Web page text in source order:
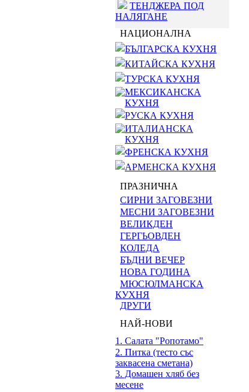
ТЕНДЖЕРА ПОД
НАЛЯГАНЕ
НАЦИОНАЛНА
БЪЛГАРСКА КУХНЯ
КИТАЙСКА КУХНЯ
ТУРСКА КУХНЯ
МЕКСИКАНСКА
КУХНЯ
РУСКА КУХНЯ
ИТАЛИАНСКА
КУХНЯ
ФРЕНСКА КУХНЯ
АРМЕНСКА КУХНЯ
ПРАЗНИЧНА
СИРНИ ЗАГОВЕЗНИ
МЕСНИ ЗАГОВЕЗНИ
ВЕЛИКДЕН
ГЕРГЬОВДЕН
КОЛЕДА
БЪДНИ ВЕЧЕР
НОВА ГОДИНА
МЮСЮЛМАНСКА
КУХНЯ
ДРУГИ
НАЙ-НОВИ
1. Салата "Ропотамо"
2. Питка (тесто със
заквасена сметана)
3. Домашен хляб без
месене